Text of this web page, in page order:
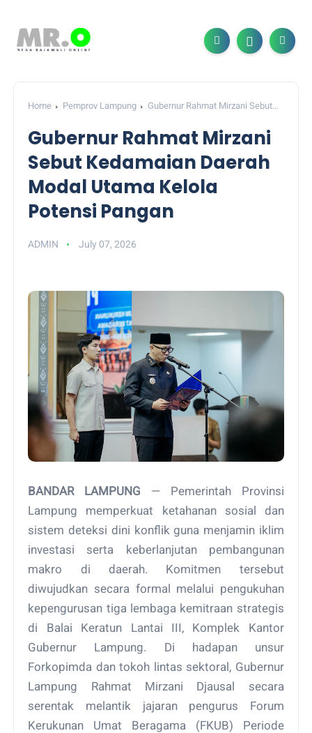
Home Pemprov Lampung
Gubernur Rahmat Mirzani Sebut
Gubernur Rahmat Mirzani
Sebut Kedamaian Daerah
Modal Utama Kelola
Potensi Pangan
ADMIN July 07, 2026
BANDAR LAMPUNG — Pemerintah Provinsi
Lampung memperkuat ketahanan sosial dan
sistem deteksi dini konflik guna menjamin iklim
investasi serta keberlanjutan pembangunan
makro di daerah. Komitmen tersebut
diwujudkan secara formal melalui pengukuhan
kepengurusan tiga lembaga kemitraan strategis
di Balai Keratun Lantai III, Komplek Kantor
Gubernur Lampung. Di hadapan unsur
Forkopimda dan tokoh lintas sektoral, Gubernur
Lampung Rahmat Mirzani Djausal secara
serentak melantik jajaran pengurus Forum
Kerukunan Umat Beragama (FKUB) Periode